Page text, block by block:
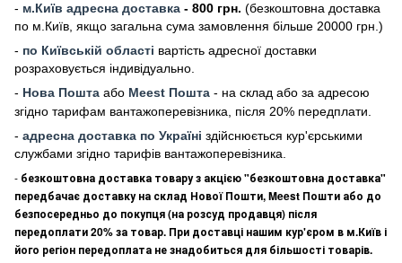
- м.Київ адресна доставка - 800 грн. (безкоштовна доставка
по м.Київ, якщо загальна сума замовлення більше 20000 грн .)
- по Київській області вартість адресної доставки
розраховується індивідуально.
- Нова Пошта або Meest Пошта - на склад або за адресою
згідно тарифам вантажоперевізника, після 20% передплати.
- адресна доставка по Україні здійснюється кур'єрськими
службами згідно тарифів вантажоперевізника.
- безкоштовна доставка товару з акцією "безкоштовна доставка"
передбачає доставку на склад Нової Пошти, Meest Пошти або до
безпосередньо до покупця (на розсуд продавця) після
передоплати 20% за товар. При доставці нашим кур'єром в м.Київ і
його регіон передоплата не знадобиться для більшості товарів.